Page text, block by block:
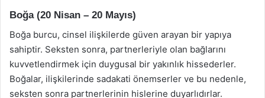
Boğa (20 Nisan – 20 Mayıs)
Boğa burcu, cinsel ilişkilerde güven arayan bir yapıya
sahiptir. Seksten sonra, partnerleriyle olan bağlarını
kuvvetlendirmek için duygusal bir yakınlık hissederler.
Boğalar, ilişkilerinde sadakati önemserler ve bu nedenle,
seksten sonra partnerlerinin hislerine duyarlıdırlar.